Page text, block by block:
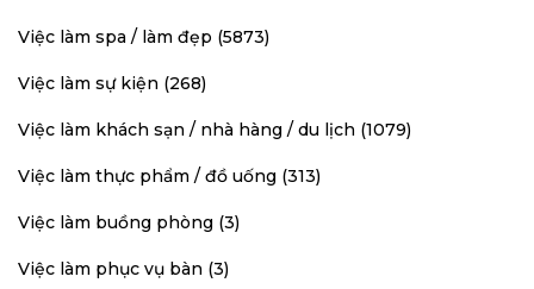
Việc làm spa / làm đẹp (5873)
Việc làm sự kiện (268)
Việc làm khách sạn / nhà hàng / du lịch (1079)
Việc làm thực phẩm / đồ uống (313)
Việc làm buồng phòng (3)
Việc làm phục vụ bàn (3)